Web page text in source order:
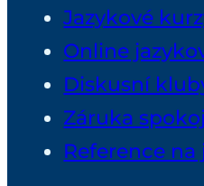
Jazykové
Online
Diskusní
Záruka
Reference